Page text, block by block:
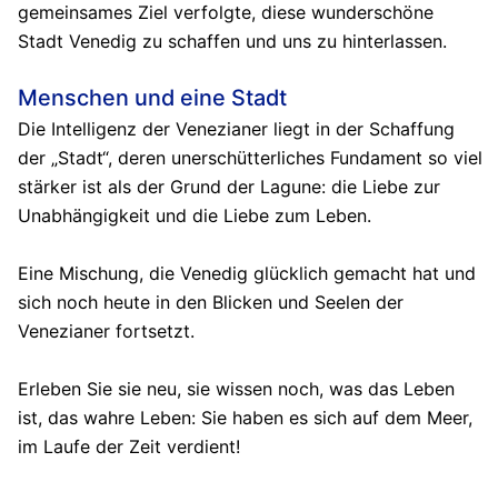
gemeinsames Ziel verfolgte, diese wunderschöne
Stadt Venedig zu schaffen und uns zu hinterlassen.
Menschen und eine Stadt
Die Intelligenz der Venezianer liegt in der Schaffung
der „Stadt“, deren unerschütterliches Fundament so viel
stärker ist als der Grund der Lagune: die Liebe zur
Unabhängigkeit und die Liebe zum Leben.
Eine Mischung, die Venedig glücklich gemacht hat und
sich noch heute in den Blicken und Seelen der
Venezianer fortsetzt.
Erleben Sie sie neu, sie wissen noch, was das Leben
ist, das wahre Leben: Sie haben es sich auf dem Meer,
im Laufe der Zeit verdient!